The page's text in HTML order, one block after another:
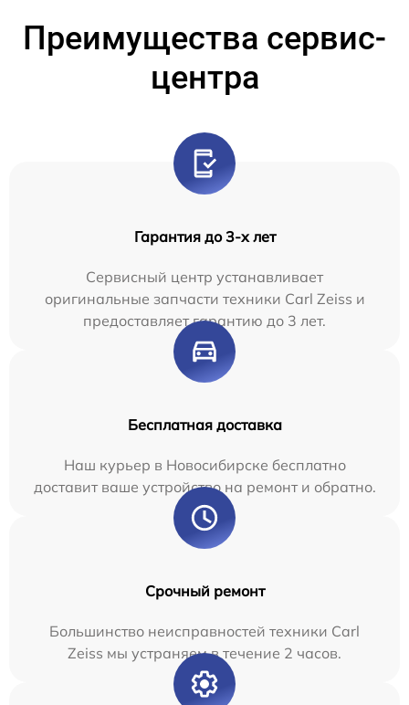
Преимущества сервис-
центра
Гарантия до 3-х лет
Сервисный центр устанавливает
оригинальные запчасти техники Carl Zeiss и
предоставляет гарантию до 3 лет.
Бесплатная доставка
Наш курьер в Новосибирске бесплатно
доставит ваше устройство на ремонт и обратно.
Срочный ремонт
Большинство неисправностей техники Carl
Zeiss мы устраняем в течение 2 часов.